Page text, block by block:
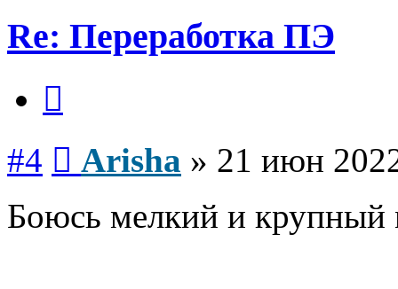
Re: Переработка ПЭ
#4 Arisha » 21 июн
Боюсь мелкий и крупный